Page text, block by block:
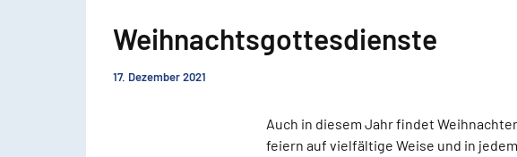
Weihnachtsgottesdienste
17. Dezember 2021
Auch in diesem Jahr findet
feiern auf vielfältige Weise und in